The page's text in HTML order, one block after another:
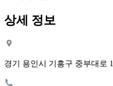
상세 정보
경기 용인시 기흥구 중부대로